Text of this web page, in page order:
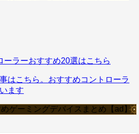
ーラーおすすめ20選はこちら
はこちら。おすすめコントローラ
ます
ゲーミングデバイスまとめ【ad】